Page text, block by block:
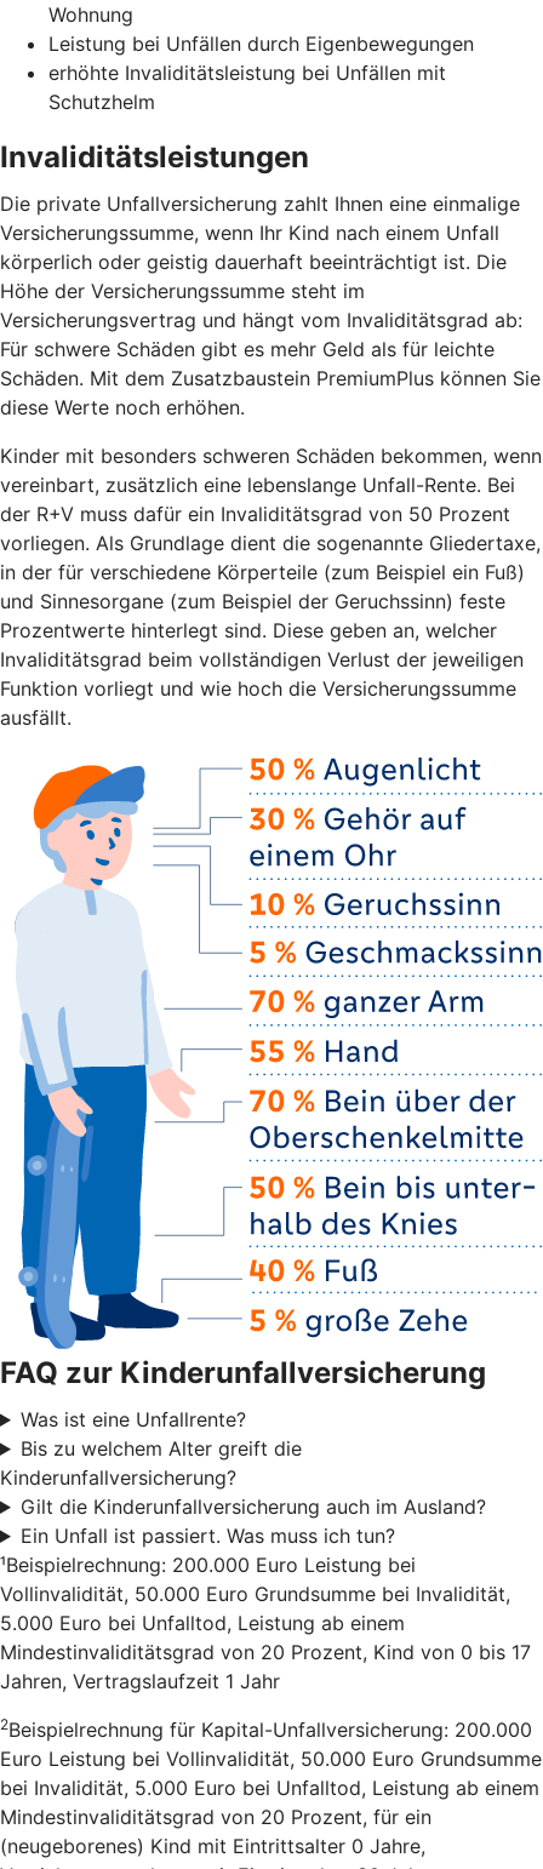
Wohnung
Leistung bei Unfällen durch Eigenbewegungen
erhöhte Invaliditätsleistung bei Unfällen mit
Schutzhelm
Invaliditätsleistungen
Die private Unfallversicherung zahlt Ihnen eine einmalige
Versicherungssumme, wenn Ihr Kind nach einem Unfall
körperlich oder geistig dauerhaft beeinträchtigt ist. Die
Höhe der Versicherungssumme steht im
Versicherungsvertrag und hängt vom Invaliditätsgrad ab:
Für schwere Schäden gibt es mehr Geld als für leichte
Schäden. Mit dem Zusatzbaustein PremiumPlus können Sie
diese Werte noch erhöhen.
Kinder mit besonders schweren Schäden bekommen, wenn
vereinbart, zusätzlich eine lebenslange Unfall-Rente. Bei
der R+V muss dafür ein Invaliditätsgrad von 50 Prozent
vorliegen. Als Grundlage dient die sogenannte Gliedertaxe,
in der für verschiedene Körperteile (zum Beispiel ein Fuß)
und Sinnesorgane (zum Beispiel der Geruchssinn) feste
Prozentwerte hinterlegt sind. Diese geben an, welcher
Invaliditätsgrad beim vollständigen Verlust der jeweiligen
Funktion vorliegt und wie hoch die Versicherungssumme
ausfällt.
FAQ zur Kinderunfallversicherung
Was ist eine Unfallrente?
Bis zu welchem Alter greift die
Kinderunfallversicherung?
Gilt die Kinderunfallversicherung auch im Ausland?
Ein Unfall ist passiert. Was muss ich tun?
¹Beispielrechnung: 200.000 Euro Leistung bei
Vollinvalidität, 50.000 Euro Grundsumme bei Invalidität,
5.000 Euro bei Unfalltod, Leistung ab einem
Mindestinvaliditätsgrad von 20 Prozent, Kind von 0 bis 17
Jahren, Vertragslaufzeit 1 Jahr
2Beispielrechnung für Kapital-Unfallversicherung: 200.000
Euro Leistung bei Vollinvalidität, 50.000 Euro Grundsumme
bei Invalidität, 5.000 Euro bei Unfalltod, Leistung ab einem
Mindestinvaliditätsgrad von 20 Prozent, für ein
(neugeborenes) Kind mit Eintrittsalter 0 Jahre,